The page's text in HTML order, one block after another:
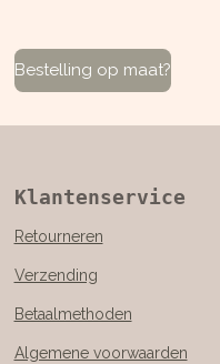
Bestelling op maat?
Klantenservice
Retourneren
Verzending
Betaalmethoden
Algemene voorwaarden